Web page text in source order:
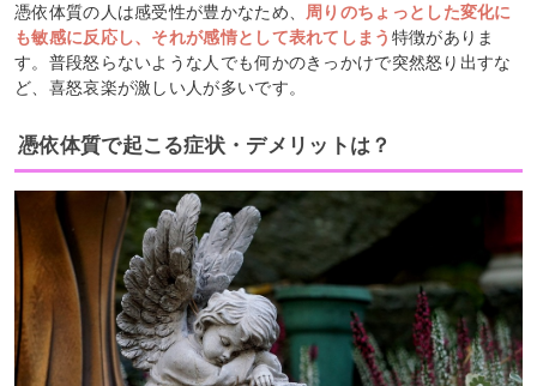
憑依体質の人は感受性が豊かなため、
周りのちょっとした変化に
も敏感に反応し、それが感情として表れてしまう 特徴がありま
す。普段怒らないような人でも何かのきっかけで突然怒り出すな
ど、喜怒哀楽が激しい人が多いです。
憑依体質で起こる症状・デメリットは？